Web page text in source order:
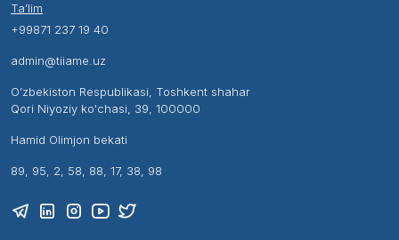
Ta’lim
+99871 237 19 40
admin@tiiame.uz
O’zbekiston Respublikasi, Toshkent shahar
Qori Niyoziy ko'chasi, 39, 100000
Hamid Olimjon bekati
89, 95, 2, 58, 88, 17, 38, 98